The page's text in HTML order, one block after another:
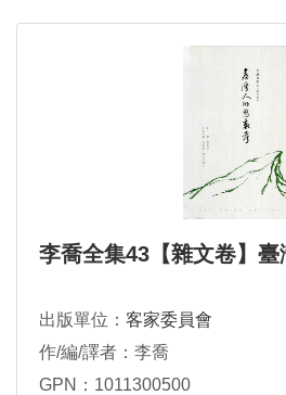
李喬全集43【雜文卷】
出版單位： 客家委員會
作/編/譯者：李喬
GPN：1011300500